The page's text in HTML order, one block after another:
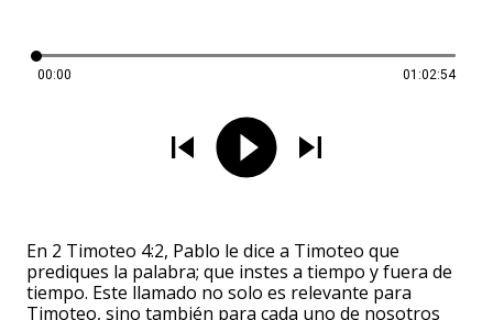
00:00 01:02:54
En 2 Timoteo 4:2, Pablo le dice a Timoteo que
prediques la palabra; que instes a tiempo y fuera de
tiempo. Este llamado no solo es relevante para
Timoteo, sino también para cada uno de nosotros